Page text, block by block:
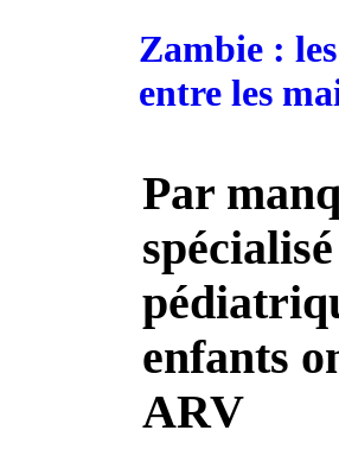
Zambie :
entre les
Par
enfants
ARV